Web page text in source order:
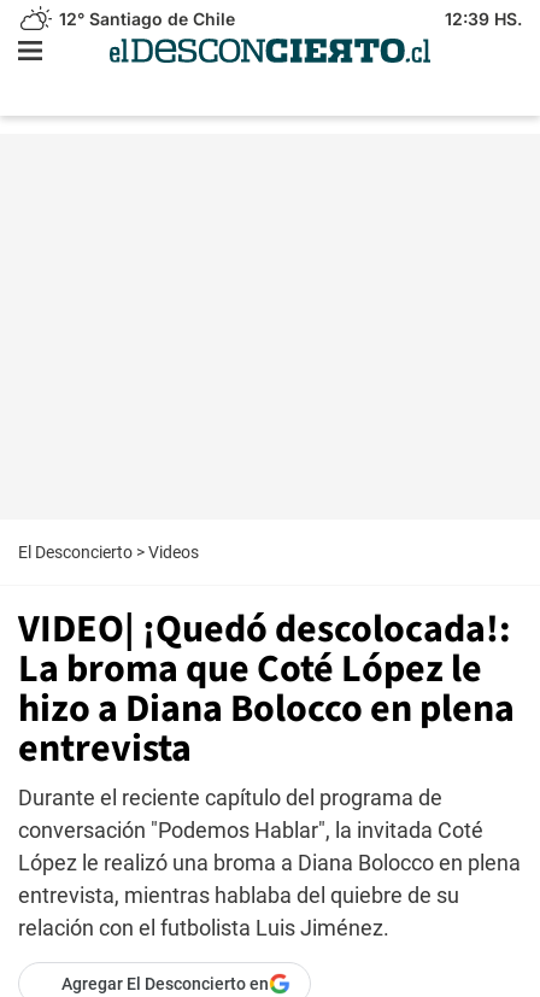
12° Santiago de Chile 12:39 HS.
El Desconcierto >Videos
VIDEO| ¡Quedó descolocada!:
La broma que Coté López le
hizo a Diana Bolocco en plena
entrevista
Durante el reciente capítulo del programa de
conversación "Podemos Hablar", la invitada Coté
López le realizó una broma a Diana Bolocco en plena
entrevista, mientras hablaba del quiebre de su
relación con el futbolista Luis Jiménez.
Agregar El Desconcierto en